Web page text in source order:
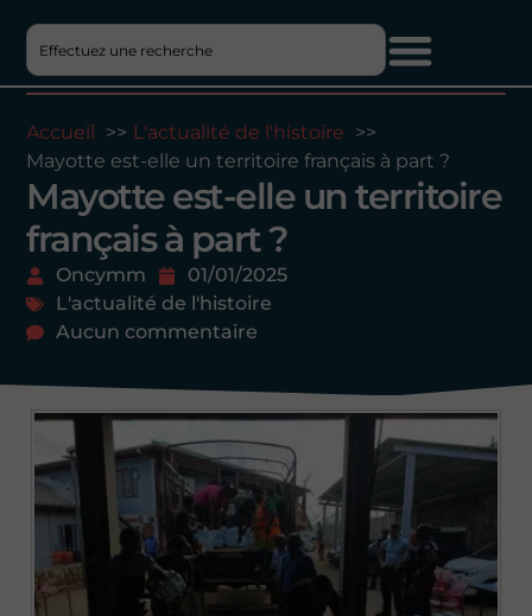
Accueil
L'actualité de l'histoire
Mayotte est-elle un territoire français à part ?
Mayotte est-elle un territoire
français à part ?
Oncymm
01/01/2025
L'actualité de l'histoire
Aucun commentaire